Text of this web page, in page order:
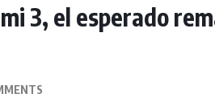
3, el esperado